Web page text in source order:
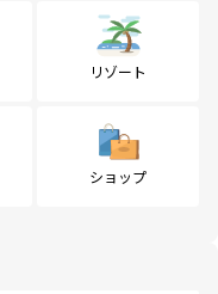
リゾート
ショップ